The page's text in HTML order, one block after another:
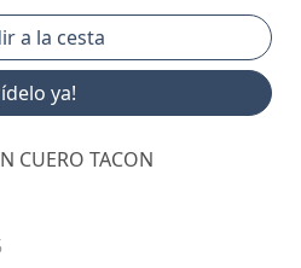
ya!
CUERO TACON